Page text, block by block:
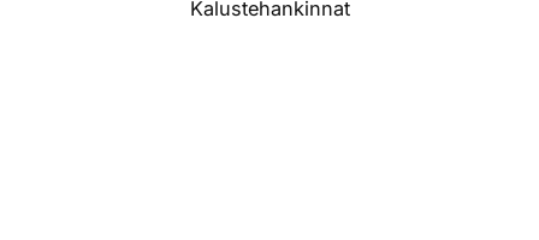
Kalustehankinnat